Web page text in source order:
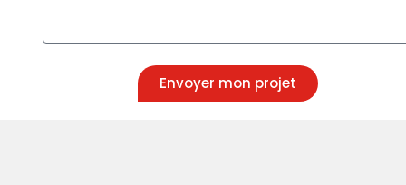
Envoyer mon projet